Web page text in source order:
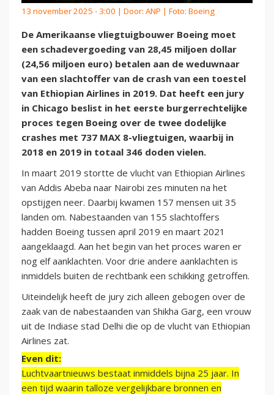
13 november 2025 - 3:00 | Door: ANP | Foto: Boeing
De Amerikaanse vliegtuigbouwer Boeing moet
een schadevergoeding van 28,45 miljoen dollar
(24,56 miljoen euro) betalen aan de weduwnaar
van een slachtoffer van de crash van een toestel
van Ethiopian Airlines in 2019. Dat heeft een jury
in Chicago beslist in het eerste burgerrechtelijke
proces tegen Boeing over de twee dodelijke
crashes met 737 MAX 8-vliegtuigen, waarbij in
2018 en 2019 in totaal 346 doden vielen.
In maart 2019 stortte de vlucht van Ethiopian Airlines
van Addis Abeba naar Nairobi zes minuten na het
opstijgen neer. Daarbij kwamen 157 mensen uit 35
landen om. Nabestaanden van 155 slachtoffers
hadden Boeing tussen april 2019 en maart 2021
aangeklaagd. Aan het begin van het proces waren er
nog elf aanklachten. Voor drie andere aanklachten is
inmiddels buiten de rechtbank een schikking getroffen.
Uiteindelijk heeft de jury zich alleen gebogen over de
zaak van de nabestaanden van Shikha Garg, een vrouw
uit de Indiase stad Delhi die op de vlucht van Ethiopian
Airlines zat.
Even dit:
Luchtvaartnieuws bestaat inmiddels bijna 25 jaar. In
een tijd waarin talloze vergelijkbare bronnen en